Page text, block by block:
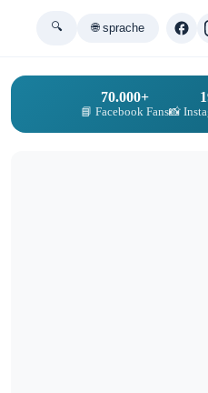
🔍 🌐 sprache
70.000+
📘 Facebook Fans📸